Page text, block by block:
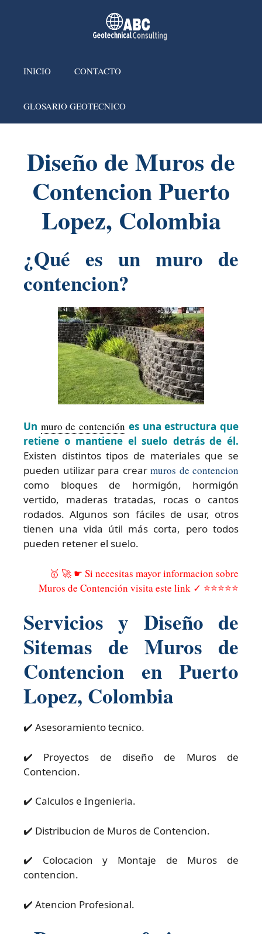
INICIO CONTACTO
GLOSARIO GEOTECNICO
Diseño de Muros de
Contencion Puerto
Lopez, Colombia
¿Qué es un muro de
contencion?
Un muro de contención es una estructura que
retiene o mantiene el suelo detrás de él.
Existen distintos tipos de materiales que se
pueden utilizar para crear muros de contencion
como bloques de hormigón, hormigón
vertido, maderas tratadas, rocas o cantos
rodados. Algunos son fáciles de usar, otros
tienen una vida útil más corta, pero todos
pueden retener el suelo.
🥇 🚀 ☛ Si necesitas mayor informacion sobre
Muros de Contención visita este link ✓ ⭐⭐⭐⭐⭐
Servicios y Diseño de
Sitemas de Muros de
Contencion en Puerto
Lopez, Colombia
✔️ Asesoramiento tecnico.
✔️ Proyectos de diseño de Muros de
Contencion.
✔️ Calculos e Ingenieria.
✔️ Distribucion de Muros de Contencion.
✔️ Colocacion y Montaje de Muros de
contencion.
✔️ Atencion Profesional.